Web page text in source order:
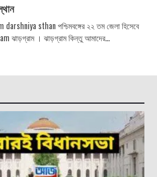
sthan পশ্চিমবঙ্গের ২২ তম জেলা হিসেবে
ঝাড়গ্রাম । ঝাড়গ্রাম কিন্তু আমাদের...